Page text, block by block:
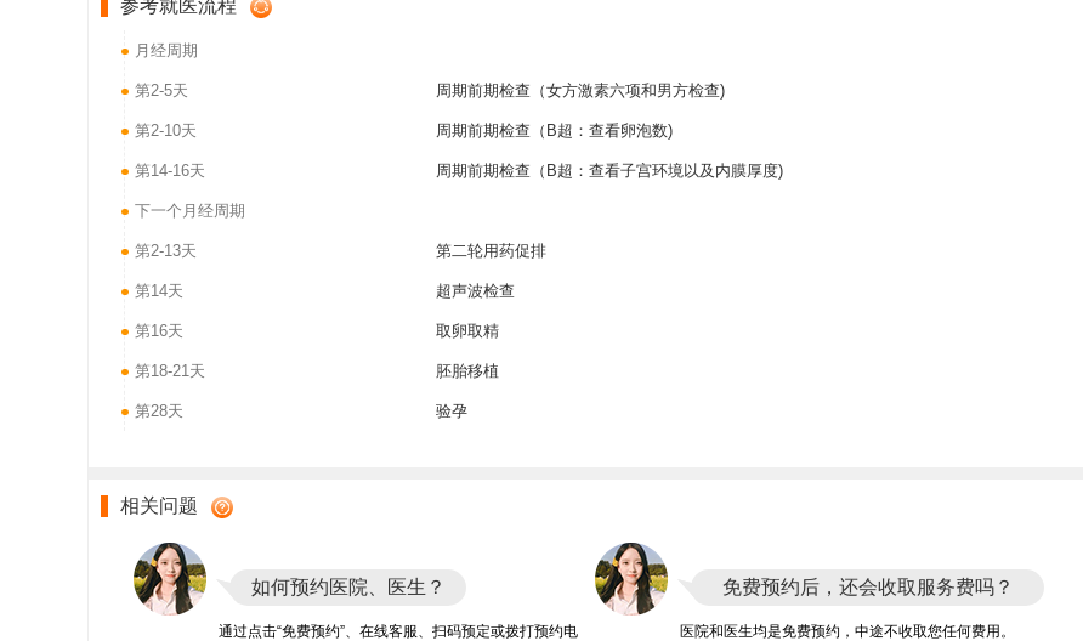
参考就医流程
月经周期
第2-5天 周期前期检查（女方激素六项和男方检查)
第2-10天 周期前期检查（B超：查看卵泡数)
第14-16天 周期前期检查（B超：查看子宫环境以及内膜厚度)
下一个月经周期
第2-13天 第二轮用药促排
第14天 超声波检查
第16天 取卵取精
第18-21天 胚胎移植
第28天 验孕
相关问题
如何预约医院、医生？
通过点击“免费预约”、在线客服、扫码预定或拨打预约电
免费预约后，还会收取服务费吗？
医院和医生均是免费预约，中途不收取您任何费用。